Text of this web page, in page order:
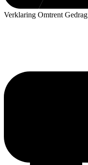
Verklaring Omtrent Gedrag